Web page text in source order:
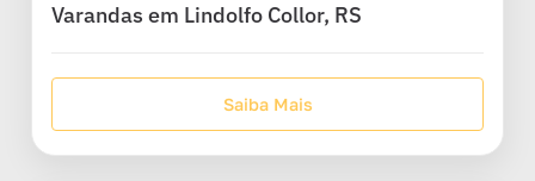
Varandas em Lindolfo Collor, RS
Saiba Mais